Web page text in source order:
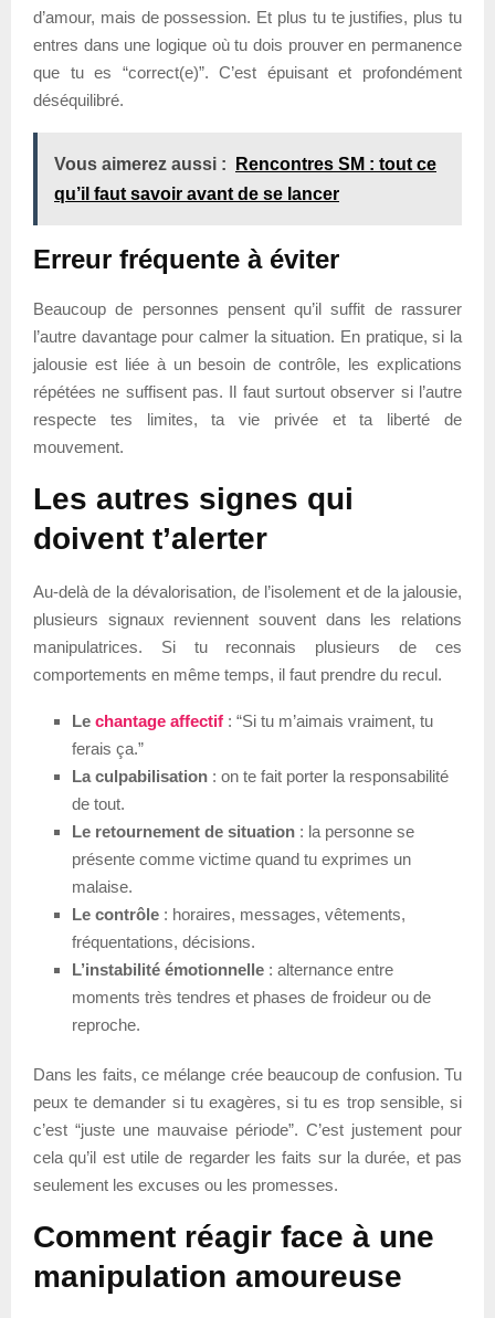
d’amour, mais de possession. Et plus tu te justifies, plus tu
entres dans une logique où tu dois prouver en permanence
que tu es “correct(e)”. C’est épuisant et profondément
déséquilibré.
Vous aimerez aussi :
Rencontres SM : tout ce
qu’il faut savoir avant de se lancer
Erreur fréquente à éviter
Beaucoup de personnes pensent qu’il suffit de rassurer
l’autre davantage pour calmer la situation. En pratique, si la
jalousie est liée à un besoin de contrôle, les explications
répétées ne suffisent pas. Il faut surtout observer si l’autre
respecte tes limites, ta vie privée et ta liberté de
mouvement.
Les autres signes qui
doivent t’alerter
Au-delà de la dévalorisation, de l’isolement et de la jalousie,
plusieurs signaux reviennent souvent dans les relations
manipulatrices. Si tu reconnais plusieurs de ces
comportements en même temps, il faut prendre du recul.
Le chantage affectif : “Si tu m’aimais vraiment, tu
ferais ça.”
La culpabilisation : on te fait porter la responsabilité
de tout.
Le retournement de situation : la personne se
présente comme victime quand tu exprimes un
malaise.
Le contrôle : horaires, messages, vêtements,
fréquentations, décisions.
L’instabilité émotionnelle : alternance entre
moments très tendres et phases de froideur ou de
reproche.
Dans les faits, ce mélange crée beaucoup de confusion. Tu
peux te demander si tu exagères, si tu es trop sensible, si
c’est “juste une mauvaise période”. C’est justement pour
cela qu’il est utile de regarder les faits sur la durée, et pas
seulement les excuses ou les promesses.
Comment réagir face à une
manipulation amoureuse